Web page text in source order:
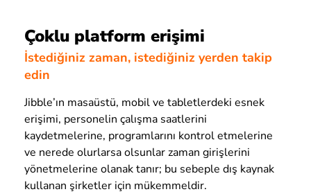
Çoklu platform erişimi
İstediğiniz zaman, istediğiniz yerden takip
edin
Jibble’ın masaüstü, mobil ve tabletlerdeki esnek
erişimi, personelin çalışma saatlerini
kaydetmelerine, programlarını kontrol etmelerine
ve nerede olurlarsa olsunlar zaman girişlerini
yönetmelerine olanak tanır; bu sebeple dış kaynak
kullanan şirketler için mükemmeldir.